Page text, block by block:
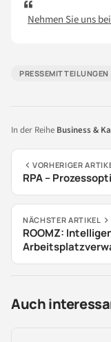
Nehmen Sie uns
PRESSEMITTEILUNGEN
In der Reihe Business &
VORHERIGER
RPA –
NÄCHSTER ARTIKEL
ROOMZ:
Auch